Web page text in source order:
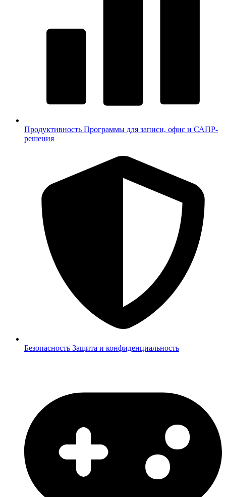
Продуктивность Программы для записи, офис и САПР-
решения
Безопасность Защита и конфиденциальность